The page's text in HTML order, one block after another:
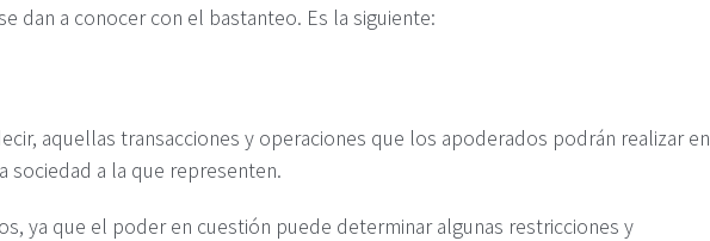
dan a conocer con el bastanteo. Es la siguiente:
aquellas transacciones y operaciones que los apoderados podrán realizar en
sociedad a la que representen.
ya que el poder en cuestión puede determinar algunas restricciones y